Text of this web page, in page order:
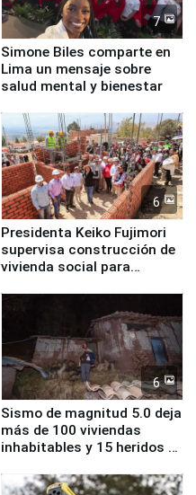
7
Simone Biles comparte en
Lima un mensaje sobre
salud mental y bienestar
6
Presidenta Keiko Fujimori
supervisa construcción de
vivienda social para
6
Sismo de magnitud 5.0 deja
más de 100 viviendas
inhabitables y 15 heridos en